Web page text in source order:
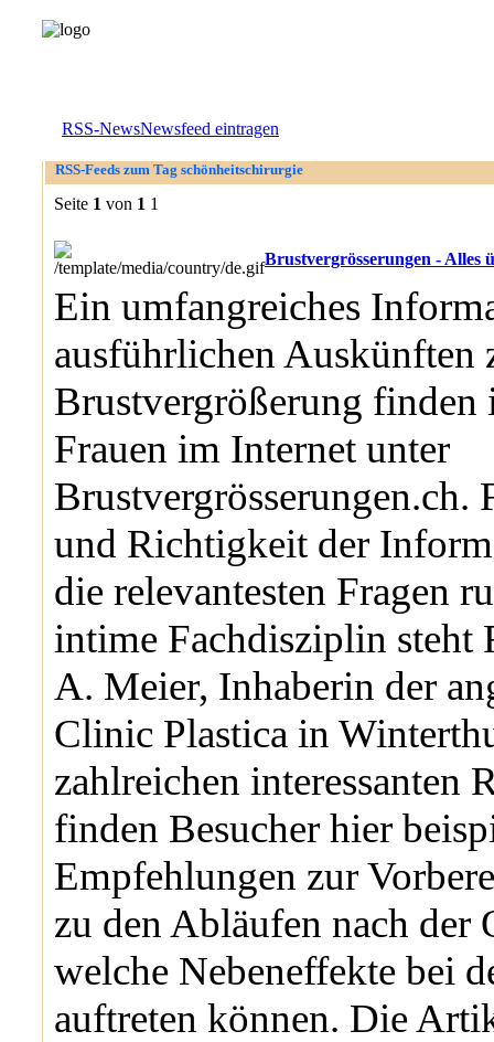
RSS-NewsNewsfeed eintragen
RSS-Feeds zum Tag schönheitschirurgie
Seite 1 von 1 1
Brustvergrösserungen - Alles
Ein umfangreiches
ausführlichen Auskünften
Brustvergrößerung finden
Frauen im Internet unter
Brustvergrösserungen.ch.
und Richtigkeit der
die relevantesten Fragen
intime Fachdisziplin steht
A. Meier, Inhaberin der
Clinic Plastica in
zahlreichen interessanten
finden Besucher hier
Empfehlungen zur
zu den Abläufen nach der
welche Nebeneffekte bei
auftreten können. Die